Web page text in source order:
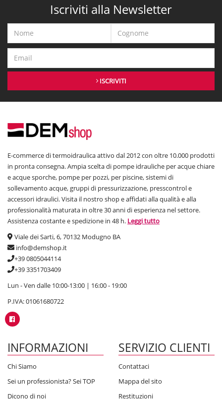
Iscriviti alla Newsletter
ISCRIVITI
E-commerce di termoidraulica attivo dal 2012 con oltre 10.000 prodotti
in pronta consegna. Ampia scelta di pompe idrauliche per acque chiare
e acque sporche, pompe per pozzi, per piscine, sistemi di
sollevamento acque, gruppi di pressurizzazione, presscontrol e
accessori idraulici. Visita il nostro shop e affidati alla qualità e alla
professionalità maturata in oltre 30 anni di esperienza nel settore.
Assistenza costante e spedizione in 48 h. Leggi tutto
Viale dei Sarti, 6, 70132 Modugno BA
info@demshop.it
+39 0805044114
+39 3351703409
Lun - Ven dalle 10:00-13:00 | 16:00 - 19:00
P.IVA: 01061680722
INFORMAZIONI
Chi Siamo
Sei un professionista? Sei TOP
Dicono di noi
SERVIZIO CLIENTI
Contattaci
Mappa del sito
Restituzioni